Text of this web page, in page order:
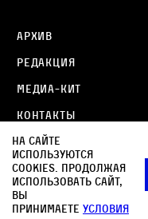
Архив
Редакция
Медиа-кит
Контакты
Политика в
данных
Политика
На сайте
используются
cookies. Продолжая
использовать сайт,
вы
принимаете условия